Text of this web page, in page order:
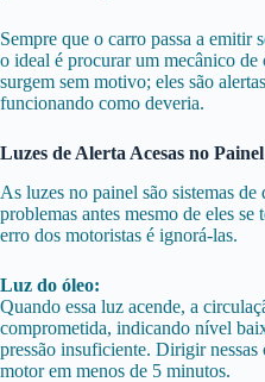
Sempre que o carro passa a emitir
o ideal é procurar um mecânico
surgem sem motivo; eles são
funcionando como deveria.
Luzes de Alerta Acesas no Painel
As luzes no painel são sistemas
problemas antes mesmo de eles
erro dos motoristas é ignorá-las.
Luz do óleo:
Quando essa luz acende, a
comprometida, indicando nível
pressão insuficiente. Dirigir
motor em menos de 5 minutos.